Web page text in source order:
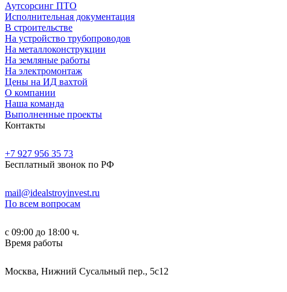
Аутсорсинг ПТО
Исполнительная документация
В строительстве
На устройство трубопроводов
На металлоконструкции
На земляные работы
На электромонтаж
Цены на ИД вахтой
О компании
Наша команда
Выполненные проекты
Контакты
+7 927 956 35 73
Бесплатный звонок по РФ
mail@idealstroyinvest.ru
По всем вопросам
с 09:00 до 18:00 ч.
Время работы
Москва, Нижний Сусальный пер., 5c12